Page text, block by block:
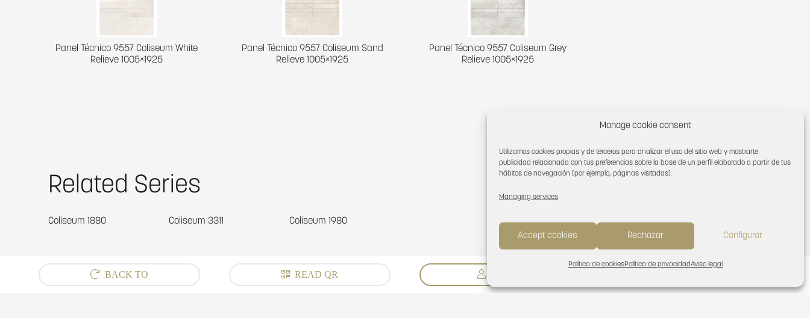
Manage cookie consent
Utilizamos cookies propias y de terceros para analizar el uso del sitio web y mostrarte
publicidad relacionada con tus preferencias sobre la base de un perfil elaborado a partir de tus
hábitos de navegación (por ejemplo, páginas visitadas).
Managing services
Accept cookies Rechazar Configurar
Política de cookiesPolítica de privacidadAviso legal
Panel Técnico 9557 Coliseum White
Relieve 1005×1925
Panel Técnico 9557 Coliseum Sand
Relieve 1005×1925
Panel Técnico 9557 Coliseum Grey
Relieve 1005×1925
Related Series
Coliseum 1880 Coliseum 3311 Coliseum 1980
BACK TO READ QR